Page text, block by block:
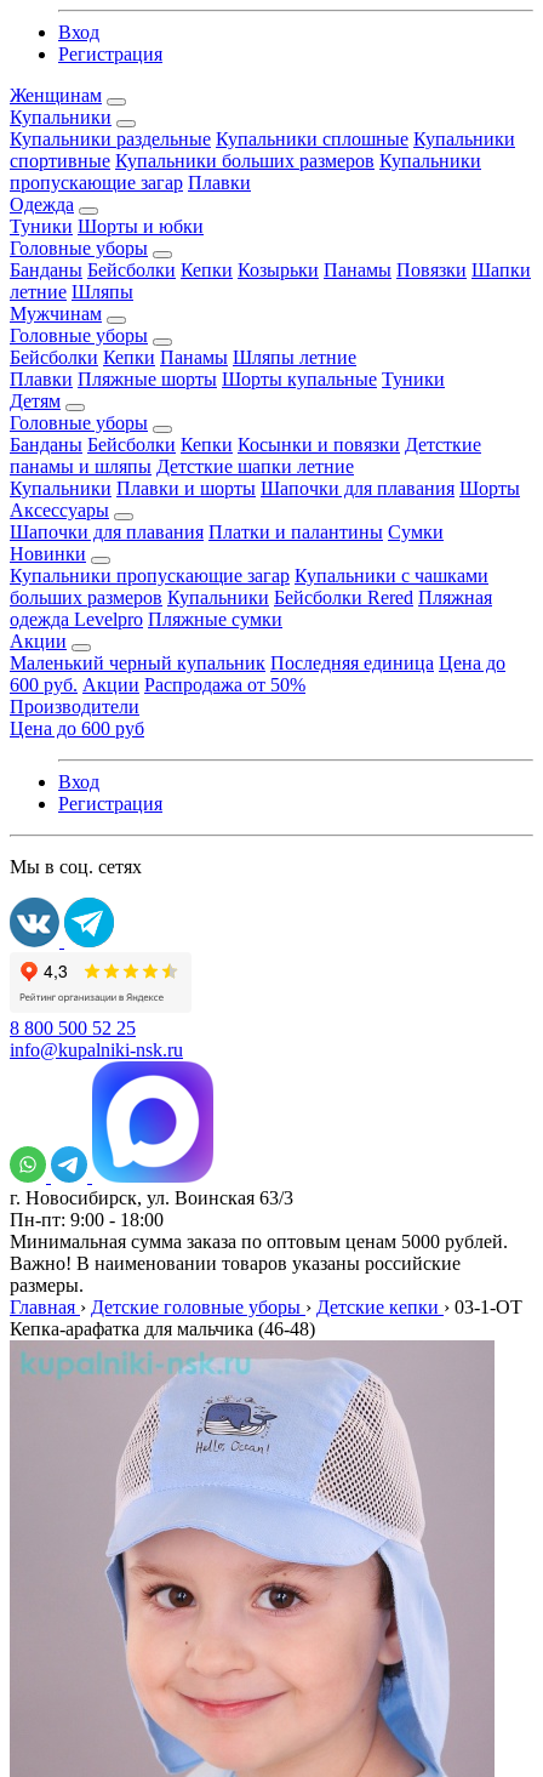
Вход
Регистрация
Женщинам
Купальники
Купальники раздельные Купальники сплошные Купальники
спортивные Купальники больших размеров Купальники
пропускающие загар Плавки
Одежда
Туники Шорты и юбки
Головные уборы
Банданы Бейсболки Кепки Козырьки Панамы Повязки Шапки
летние Шляпы
Мужчинам
Головные уборы
Бейсболки Кепки Панамы Шляпы летние
Плавки Пляжные шорты Шорты купальные Туники
Детям
Головные уборы
Банданы Бейсболки Кепки Косынки и повязки Детсткие
панамы и шляпы Детсткие шапки летние
Купальники Плавки и шорты Шапочки для плавания Шорты
Аксессуары
Шапочки для плавания Платки и палантины Сумки
Новинки
Купальники пропускающие загар Купальники с чашками
больших размеров Купальники Бейсболки Rered Пляжная
одежда Levelpro Пляжные сумки
Акции
Маленький черный купальник Последняя единица Цена до
600 руб. Акции Распродажа от 50%
Производители
Цена до 600 руб
Вход
Регистрация
Мы в соц. сетях
8 800 500 52 25
info@kupalniki-nsk.ru
г. Новосибирск, ул. Воинская 63/3
Пн-пт: 9:00 - 18:00
Минимальная сумма заказа по оптовым ценам 5000 рублей.
Важно! В наименовании товаров указаны российские
размеры.
Главная › Детские головные уборы › Детские кепки › 03-1-OT
Кепка-арафатка для мальчика (46-48)